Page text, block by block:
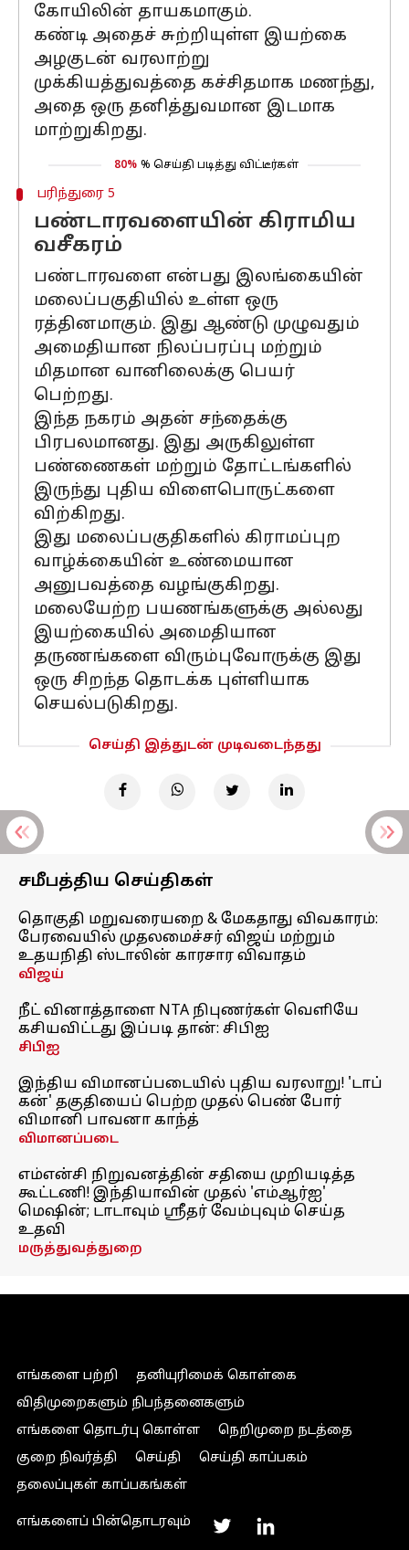
கோயிலின் தாயகமாகும்.
கண்டி அதைச் சுற்றியுள்ள இயற்கை
அழகுடன் வரலாற்று
முக்கியத்துவத்தை கச்சிதமாக மணந்து,
அதை ஒரு தனித்துவமான இடமாக
மாற்றுகிறது.
80% % செய்தி படித்து விட்டீர்கள்
பரிந்துரை 5
பண்டாரவளையின் கிராமிய
வசீகரம்
பண்டாரவளை என்பது இலங்கையின்
மலைப்பகுதியில் உள்ள ஒரு
ரத்தினமாகும். இது ஆண்டு முழுவதும்
அமைதியான நிலப்பரப்பு மற்றும்
மிதமான வானிலைக்கு பெயர்
பெற்றது.
இந்த நகரம் அதன் சந்தைக்கு
பிரபலமானது. இது அருகிலுள்ள
பண்ணைகள் மற்றும் தோட்டங்களில்
இருந்து புதிய விளைபொருட்களை
விற்கிறது.
இது மலைப்பகுதிகளில் கிராமப்புற
வாழ்க்கையின் உண்மையான
அனுபவத்தை வழங்குகிறது.
மலையேற்ற பயணங்களுக்கு அல்லது
இயற்கையில் அமைதியான
தருணங்களை விரும்புவோருக்கு இது
ஒரு சிறந்த தொடக்க புள்ளியாக
செயல்படுகிறது.
செய்தி இத்துடன் முடிவடைந்தது
சமீபத்திய செய்திகள்
தொகுதி மறுவரையறை & மேகதாது விவகாரம்:
பேரவையில் முதலமைச்சர் விஜய் மற்றும்
உதயநிதி ஸ்டாலின் காரசார விவாதம்
விஜய்
நீட் வினாத்தாளை NTA நிபுணர்கள் வெளியே
கசியவிட்டது இப்படி தான்: சிபிஐ
சிபிஐ
இந்திய விமானப்படையில் புதிய வரலாறு! 'டாப்
கன்' தகுதியைப் பெற்ற முதல் பெண் போர்
விமானி பாவனா காந்த்
விமானப்படை
எம்என்சி நிறுவனத்தின் சதியை முறியடித்த
கூட்டணி! இந்தியாவின் முதல் 'எம்ஆர்ஐ'
மெஷின்; டாடாவும் ஸ்ரீதர் வேம்புவும் செய்த
உதவி
மருத்துவத்துறை
எங்களை பற்றி
தனியுரிமைக் கொள்கை
விதிமுறைகளும் நிபந்தனைகளும்
எங்களை தொடர்பு கொள்ள
நெறிமுறை நடத்தை
குறை நிவர்த்தி
செய்தி
செய்தி காப்பகம்
தலைப்புகள் காப்பகங்கள்
எங்களைப் பின்தொடரவும்